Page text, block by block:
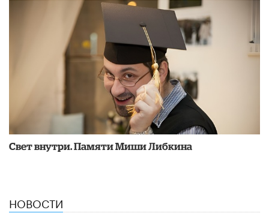
​Свет внутри. Памяти Миши Либкина
НОВОСТИ